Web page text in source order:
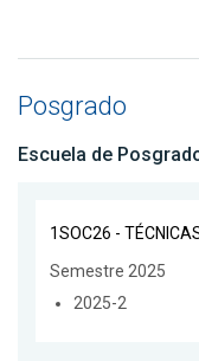
Posgrado
Escuela de
1SOC26 -
Semestre 2025
2025-2